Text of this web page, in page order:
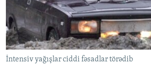
İNFOQRAFIKA
KARIKATURA
AZƏRBAYCAN ƏDƏBIYYATI KITABXANASI
İSLAM VƏ DEMOKRATIYA
İZ - MƏDƏNIYYƏT PROQRAMI
MISSIYAMIZ
PEŞƏ ETIKASI VƏ JURNALISTIKA STANDARTLARIMIZ
MATERIALLARIMIZDAN ISTIFADƏ
AZADLIQRADIOSU MOBIL TELEFONUNUZDA
BIZI IZLƏ
RFE/RL-in bütün saytları
İntensiv yağışlar ciddi fəsadlar törədib